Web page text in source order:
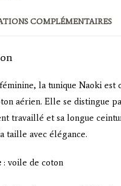
COMPLÉMENTAIRES
la tunique Naoki est
aérien. Elle se distingue
travaillé et sa longue
taille avec élégance.
: voile de coton